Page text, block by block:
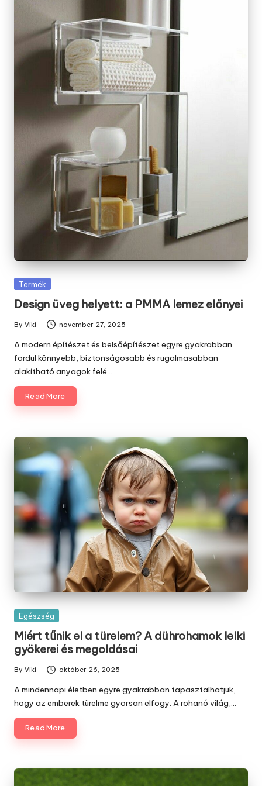
Posted
Termék
Design üveg helyett: a PMMA lemez előnyei
Posted
by
By Viki november 27, 2025
A modern építészet és belsőépítészet egyre gyakrabban
fordul könnyebb, biztonságosabb és rugalmasabban
alakítható anyagok felé.…
Read More
Posted
Egészség
Miért tűnik el a türelem? A dührohamok lelki
gyökerei és megoldásai
Posted
by
By Viki október 26, 2025
A mindennapi életben egyre gyakrabban tapasztalhatjuk,
hogy az emberek türelme gyorsan elfogy. A rohanó világ,…
Read More